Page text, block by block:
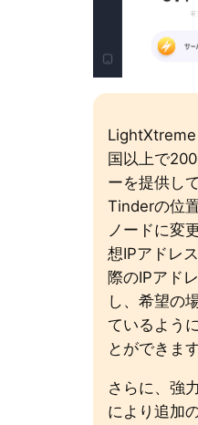
国以上で
ーを提供し
Tinderの位
ノードに変
想IPアドレ
際のIPアド
し、希望の
ているよう
とができます
さらに、強
により追加